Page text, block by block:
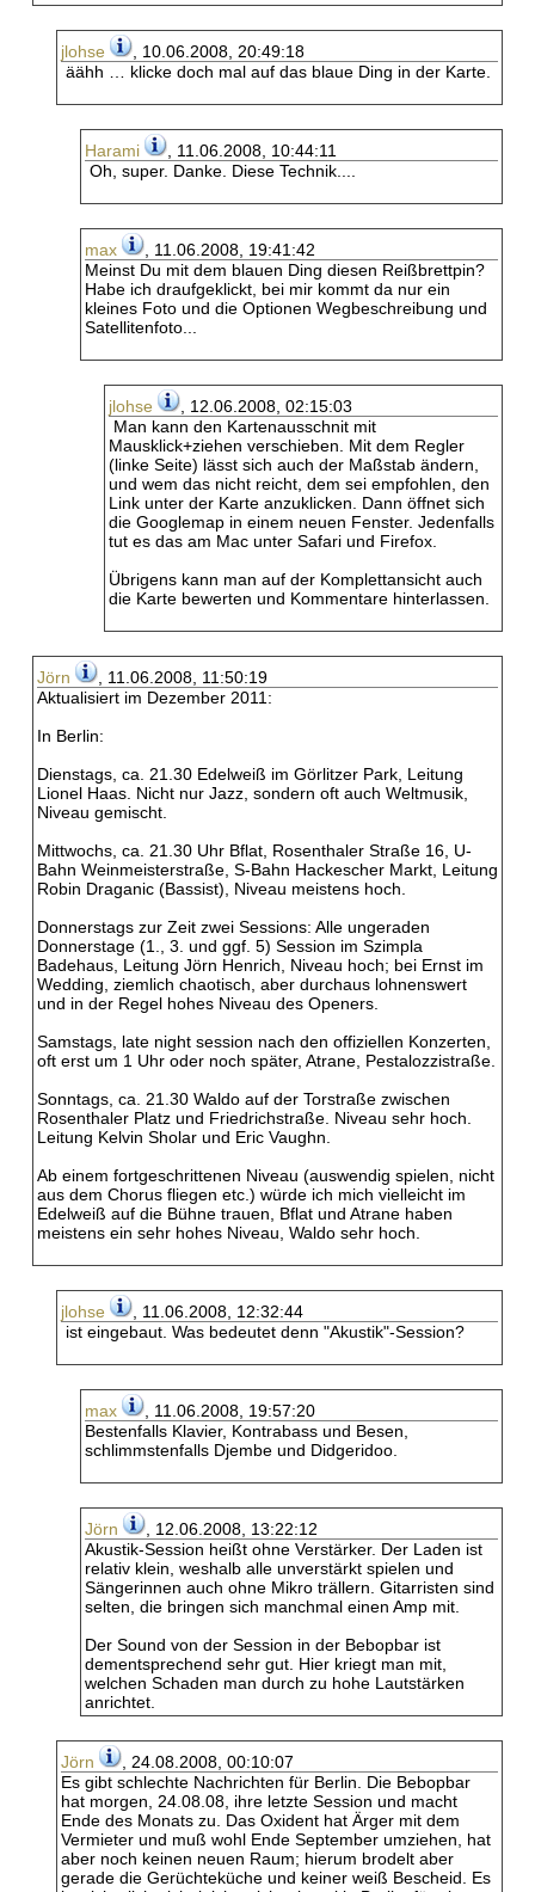
jlohse
, 10.06.2008, 20:49:18
äähh … klicke doch mal auf das blaue Ding in der Karte.
Harami
, 11.06.2008, 10:44:11
Oh, super. Danke. Diese Technik....
max
, 11.06.2008, 19:41:42
Meinst Du mit dem blauen Ding diesen Reißbrettpin?
Habe ich draufgeklickt, bei mir kommt da nur ein
kleines Foto und die Optionen Wegbeschreibung und
Satellitenfoto...
jlohse
, 12.06.2008, 02:15:03
Man kann den Kartenausschnit mit
Mausklick+ziehen verschieben. Mit dem Regler
(linke Seite) lässt sich auch der Maßstab ändern,
und wem das nicht reicht, dem sei empfohlen, den
Link unter der Karte anzuklicken. Dann öffnet sich
die Googlemap in einem neuen Fenster. Jedenfalls
tut es das am Mac unter Safari und Firefox.
Übrigens kann man auf der Komplettansicht auch
die Karte bewerten und Kommentare hinterlassen.
Jörn
, 11.06.2008, 11:50:19
Aktualisiert im Dezember 2011:
In Berlin:
Dienstags, ca. 21.30 Edelweiß im Görlitzer Park, Leitung
Lionel Haas. Nicht nur Jazz, sondern oft auch Weltmusik,
Niveau gemischt.
Mittwochs, ca. 21.30 Uhr Bflat, Rosenthaler Straße 16, U-
Bahn Weinmeisterstraße, S-Bahn Hackescher Markt, Leitung
Robin Draganic (Bassist), Niveau meistens hoch.
Donnerstags zur Zeit zwei Sessions: Alle ungeraden
Donnerstage (1., 3. und ggf. 5) Session im Szimpla
Badehaus, Leitung Jörn Henrich, Niveau hoch; bei Ernst im
Wedding, ziemlich chaotisch, aber durchaus lohnenswert
und in der Regel hohes Niveau des Openers.
Samstags, late night session nach den offiziellen Konzerten,
oft erst um 1 Uhr oder noch später, Atrane, Pestalozzistraße.
Sonntags, ca. 21.30 Waldo auf der Torstraße zwischen
Rosenthaler Platz und Friedrichstraße. Niveau sehr hoch.
Leitung Kelvin Sholar und Eric Vaughn.
Ab einem fortgeschrittenen Niveau (auswendig spielen, nicht
aus dem Chorus fliegen etc.) würde ich mich vielleicht im
Edelweiß auf die Bühne trauen, Bflat und Atrane haben
meistens ein sehr hohes Niveau, Waldo sehr hoch.
jlohse
, 11.06.2008, 12:32:44
ist eingebaut. Was bedeutet denn "Akustik"-Session?
max
, 11.06.2008, 19:57:20
Bestenfalls Klavier, Kontrabass und Besen,
schlimmstenfalls Djembe und Didgeridoo.
Jörn
, 12.06.2008, 13:22:12
Akustik-Session heißt ohne Verstärker. Der Laden ist
relativ klein, weshalb alle unverstärkt spielen und
Sängerinnen auch ohne Mikro trällern. Gitarristen sind
selten, die bringen sich manchmal einen Amp mit.
Der Sound von der Session in der Bebopbar ist
dementsprechend sehr gut. Hier kriegt man mit,
welchen Schaden man durch zu hohe Lautstärken
anrichtet.
Jörn
, 24.08.2008, 00:10:07
Es gibt schlechte Nachrichten für Berlin. Die Bebopbar
hat morgen, 24.08.08, ihre letzte Session und macht
Ende des Monats zu. Das Oxident hat Ärger mit dem
Vermieter und muß wohl Ende September umziehen, hat
aber noch keinen neuen Raum; hierum brodelt aber
gerade die Gerüchteküche und keiner weiß Bescheid. Es